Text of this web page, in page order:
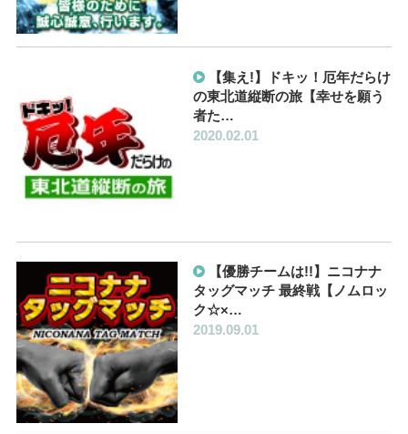
【集え!】ドキッ！厄年だらけ
の東北道縦断の旅【幸せを願う
者た…
2020.02.01
【優勝チームは!!】ニコナナ
タッグマッチ 最終戦【ノムロッ
ク☆×…
2019.09.01